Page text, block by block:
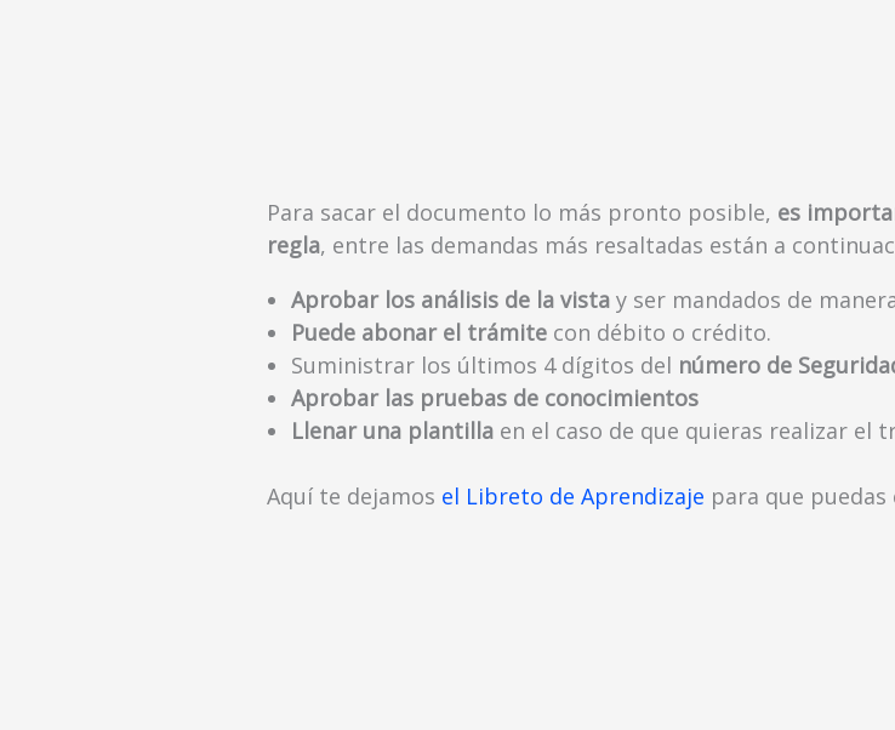
Para sacar el documento lo más pronto posible, es
regla, entre las demandas más resaltadas están a
Aprobar los análisis de la vista y ser mandados de
Puede abonar el trámite con débito o crédito.
Suministrar los últimos 4 dígitos del número de
Aprobar las pruebas de conocimientos
Llenar una plantilla en el caso de que quieras realizar
Aquí te dejamos el Libreto de Aprendizaje para que